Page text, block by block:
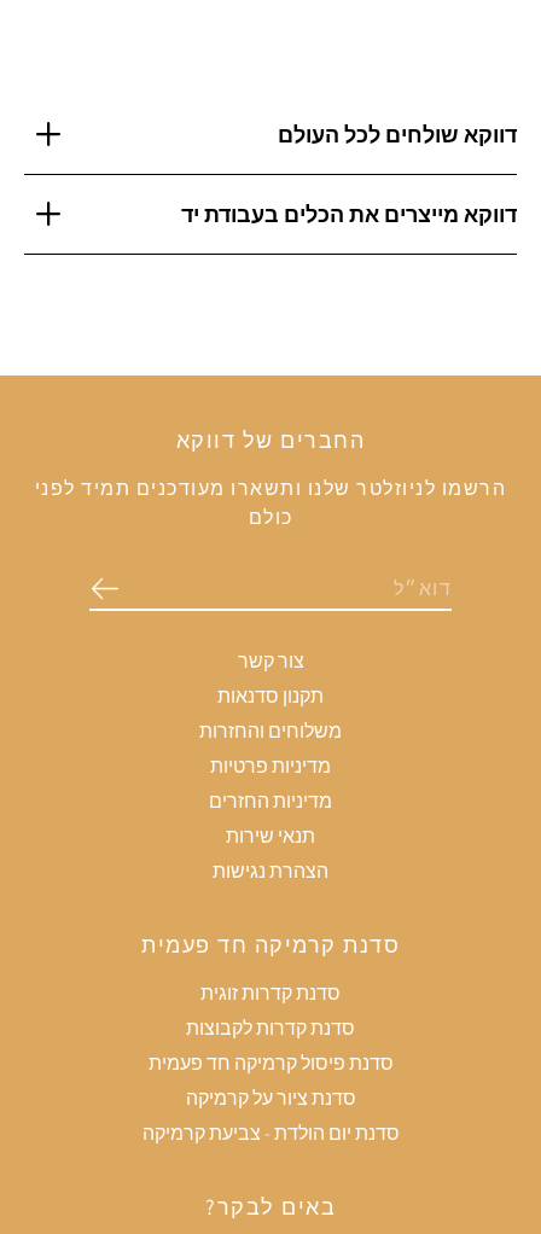
דווקא שולחים לכל העולם
דווקא מייצרים את הכלים בעבודת יד
החברים של דווקא
הרשמו לניוזלטר שלנו ותשארו מעודכנים תמיד לפני
כולם
צור קשר
תקנון סדנאות
משלוחים והחזרות
מדיניות פרטיות
מדיניות החזרים
תנאי שירות
הצהרת נגישות
סדנת קרמיקה חד פעמית
סדנת קדרות זוגית
סדנת קדרות לקבוצות
סדנת פיסול קרמיקה חד פעמית
סדנת ציור על קרמיקה
סדנת יום הולדת - צביעת קרמיקה
באים לבקר?